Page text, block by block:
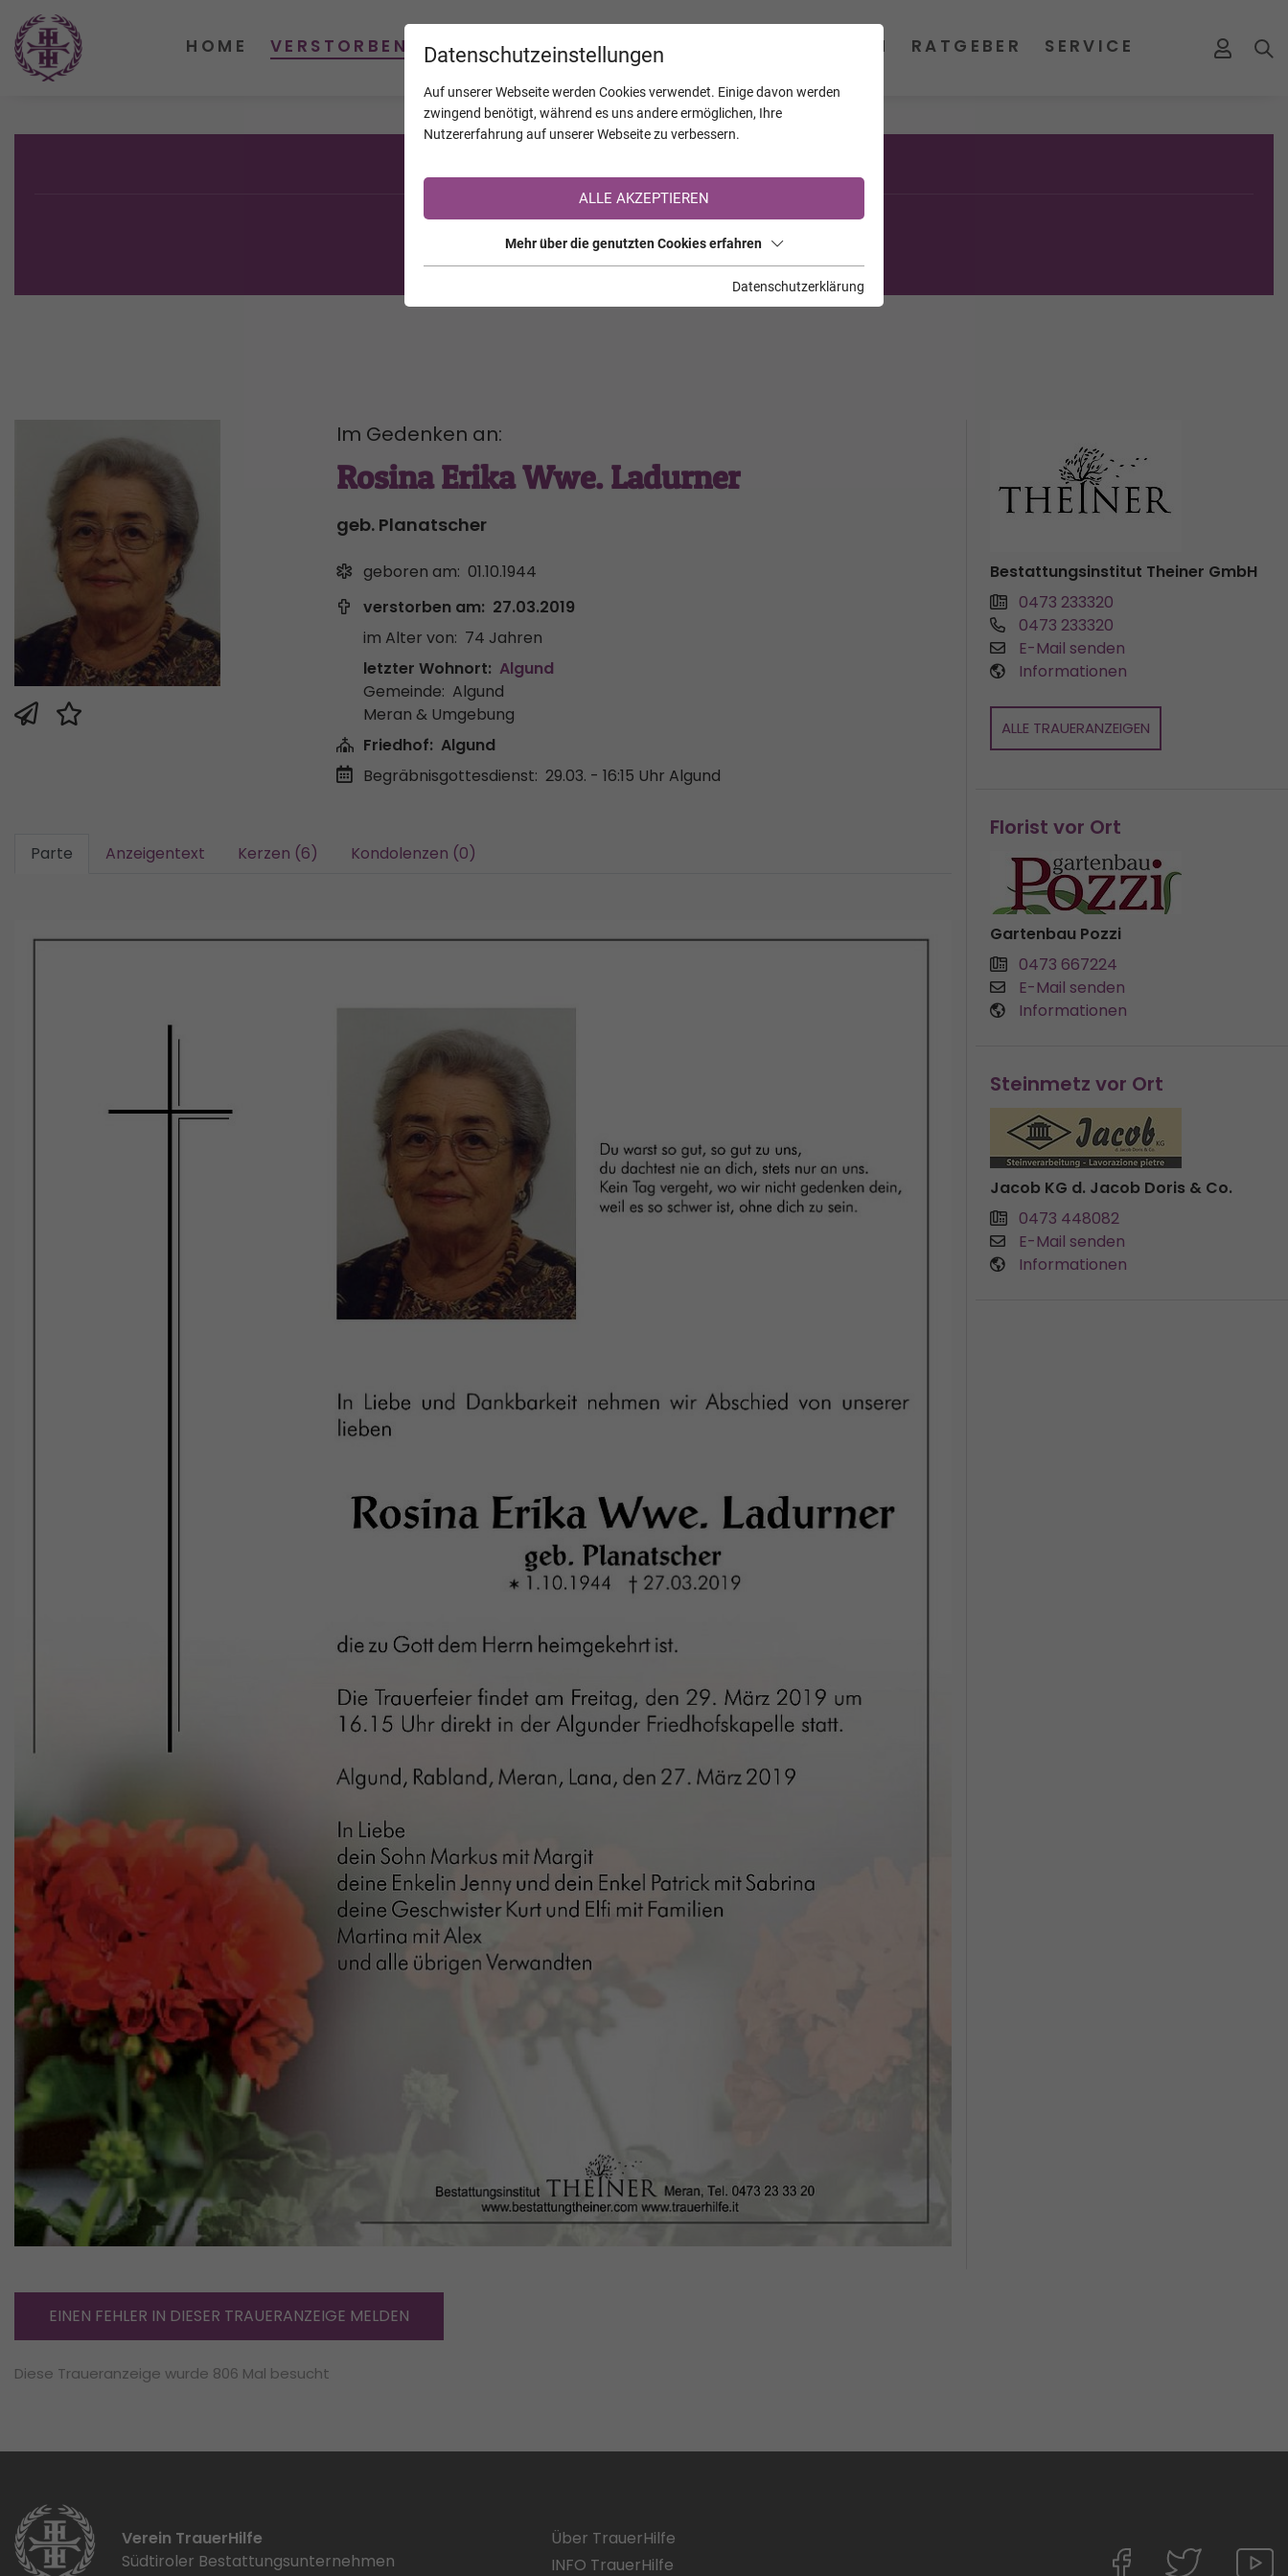
Sie sind noch nicht auf TrauerHilfe.it registriert?
>> zur kostenlosen Registrierung <<
Im Gedenken an:
Rosina Erika Wwe. Ladurner
geb. Planatscher
geboren am: 01.10.1944
verstorben am: 27.03.2019
im Alter von: 74 Jahren
letzter Wohnort: Algund
Gemeinde: Algund
Meran & Umgebung
Friedhof: Algund
Begräbnisgottesdienst: 29.03. - 16:15 Uhr Algund
Parte Anzeigentext Kerzen (6) Kondolenzen (0)
Bestattungsinstitut Theiner GmbH
0473 233320
0473 233320
E-Mail senden
Informationen
ALLE TRAUERANZEIGEN
Florist vor Ort
Gartenbau Pozzi
0473 667224
E-Mail senden
Informationen
Steinmetz vor Ort
Jacob KG d. Jacob Doris & Co.
0473 448082
E-Mail senden
Informationen
EINEN FEHLER IN DIESER TRAUERANZEIGE MELDEN
Diese Traueranzeige wurde 806 Mal besucht
Verein TrauerHilfe
Südtiroler Bestattungsunternehmen
Über TrauerHilfe
INFO TrauerHilfe
Datenschutzeinstellungen
Auf unserer Webseite werden Cookies verwendet. Einige davon werden
zwingend benötigt, während es uns andere ermöglichen, Ihre
Nutzererfahrung auf unserer Webseite zu verbessern.
ALLE AKZEPTIEREN
Mehr über die genutzten Cookies erfahren
Datenschutzerklärung
HOME VERSTORBENE KALENDER JAHRESTAGE UNTERNEHMEN RATGEBER SERVICE